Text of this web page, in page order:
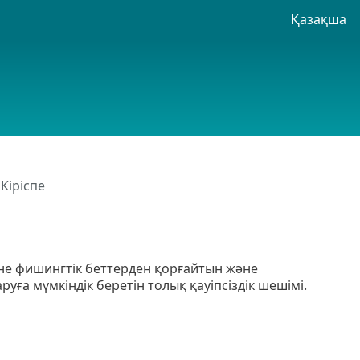
Қазақша
фишингтік беттерден қорғайтын және
мүмкіндік беретін толық қауіпсіздік шешімі.